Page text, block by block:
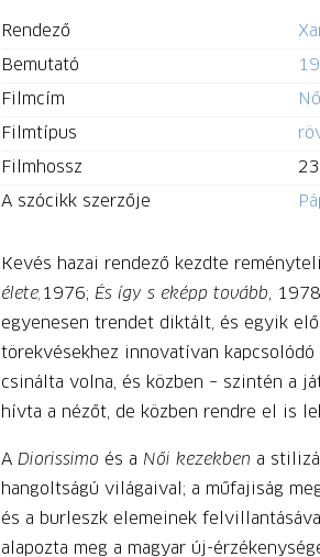
Rendező
Bemutató
Filmcím
Filmtípus
Filmhossz
A szócikk szerzője
Kevés hazai rendező kezdte
élete, 1976; És így s eképp tovább ,
egyenesen trendet diktált, és egyik
törekvésekhez innovatívan
csinálta volna, és közben – szintén a
hívta a nézőt, de közben rendre el is
A Diorissimo és a Női kezekben a
hangoltságú világaival; a műfajiság
és a burleszk elemeinek
alapozta meg a magyar új-